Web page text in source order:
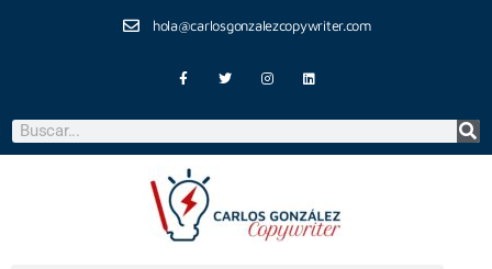
hola@carlosgonzalezcopywriter.com